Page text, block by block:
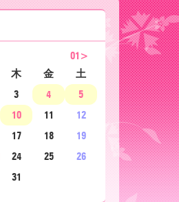
01>
木 金
土
3 4
5
10 11
12
17 18
19
24 25
26
31